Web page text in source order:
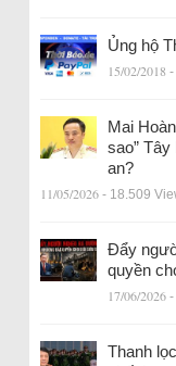
Ủng hộ
15/02/2018 -
Mai
sao”
an?
11/05/2026 - 18.509
Đẩy
quyền
17/06/2026 -
Thanh